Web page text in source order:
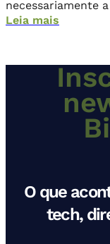
necessariamente
direta.
Leia mais
O que
tech,